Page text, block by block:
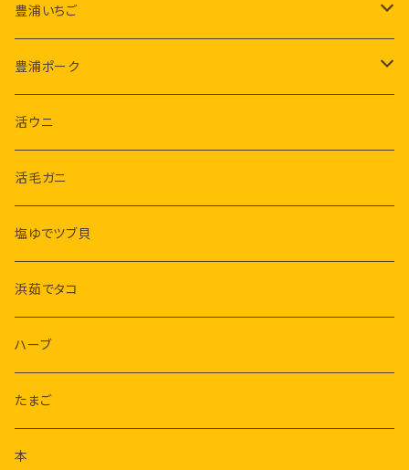
豊浦いちご
豊浦いちご
スイーツ（マンマとようら）
豊浦ポーク
ハム・ソーセージ
活ウニ
活毛ガニ
塩ゆでツブ貝
浜茹でタコ
ハーブ
たまご
本